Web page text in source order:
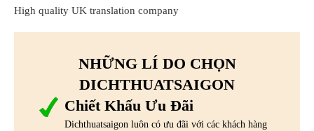
High quality UK translation company
NHỮNG LÍ DO CHỌN
DICHTHUATSAIGON
Chiết Khấu Ưu Đãi
Dichthuatsaigon luôn có ưu đãi với các khách hàng